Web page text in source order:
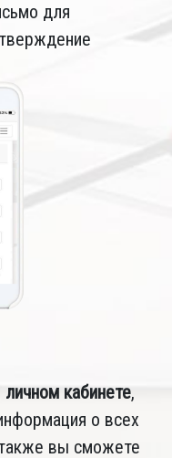
для
личном кабинете,
о всех
также вы сможете